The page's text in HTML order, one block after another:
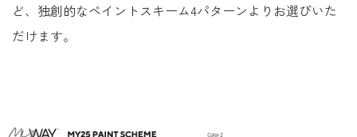
ど、独創的なペイントスキーム4パターンよりお選びいた
だけます。